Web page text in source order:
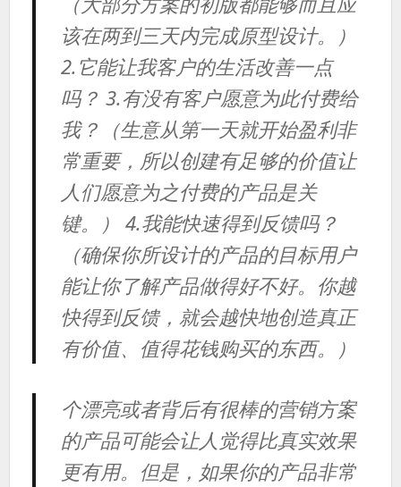
该在两到三天内完成原型设计。）
2.它能让我客户的生活改善一点
吗？ 3.有没有客户愿意为此付费给
我？（生意从第一天就开始盈利非
常重要，所以创建有足够的价值让
人们愿意为之付费的产品是关
键。） 4.我能快速得到反馈吗？
（确保你所设计的产品的目标用户
能让你了解产品做得好不好。你越
快得到反馈，就会越快地创造真正
有价值、值得花钱购买的东西。）
个漂亮或者背后有很棒的营销方案
的产品可能会让人觉得比真实效果
更有用。但是，如果你的产品非常